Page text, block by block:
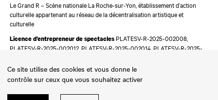
Le Grand R – Scène nationale La Roche-sur-Yon, établissement d’action
culturelle appartenant au réseau de la décentralisation artistique et
culturelle
Licence d’entrepreneur de spectacles PLATESV-R-2025-002008,
PLATESV-R-2025-002012, PLATESV-R-2025-002014, PLATESV-R-2025-
Ce site utilise des cookies et vous donne le
contrôle sur ceux que vous souhaitez activer